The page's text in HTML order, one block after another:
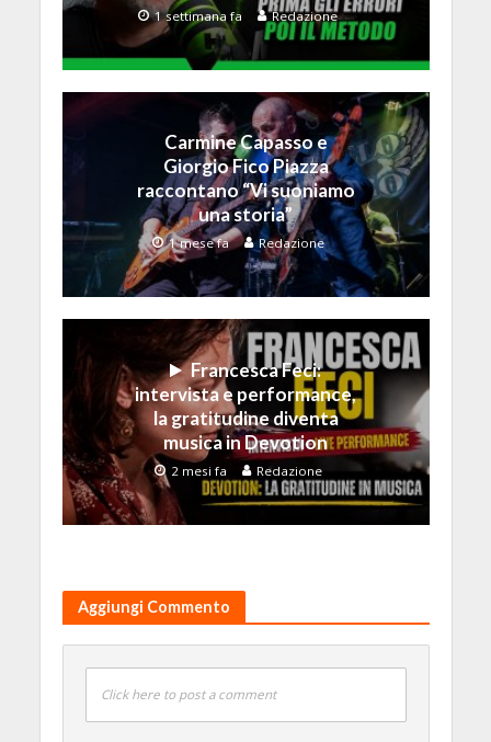
1 settimana fa Redazione
Carmine Capasso e
Giorgio Fico Piazza
raccontano “Vi suoniamo
una storia”
1 mese fa Redazione
Francesca Feci:
intervista e performance,
la gratitudine diventa
musica in Devotion
2 mesi fa Redazione
Aggiungi Commento
Click here to post a comment